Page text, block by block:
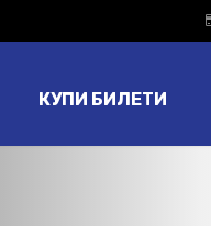
КУПИ БИЛЕТИ